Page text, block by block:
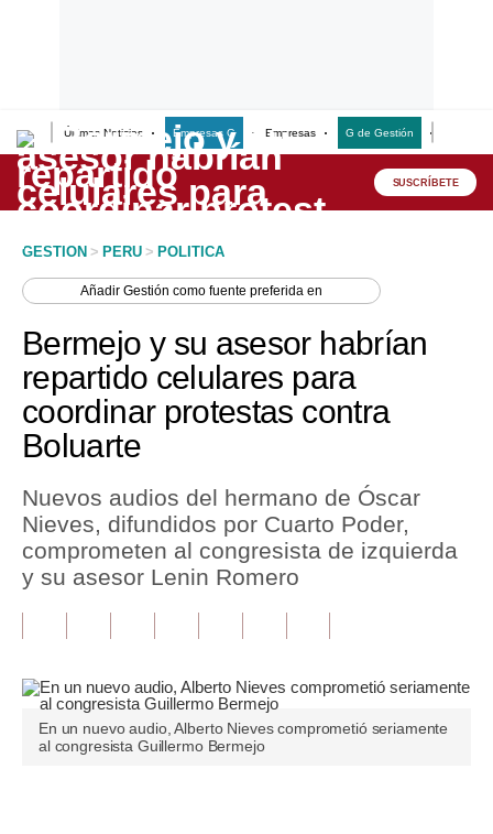
Últimas Noticias Empresas G Empresas G de Gestión
Lo último
Peru Quiosco
Economía
Mercados
Perú
Política
Tu Dinero
Finanzas Personales
Opinión
Editorial
SUSCRÍBETE
GESTION > PERU > POLITICA
AñadirGestión como fuente preferida en
Bermejo y su asesor habrían
repartido celulares para
coordinar protestas contra
Boluarte
Nuevos audios del hermano de Óscar
Nieves, difundidos por Cuarto Poder,
comprometen al congresista de izquierda
y su asesor Lenin Romero
En un nuevo audio, Alberto Nieves comprometió seriamente
al congresista Guillermo Bermejo